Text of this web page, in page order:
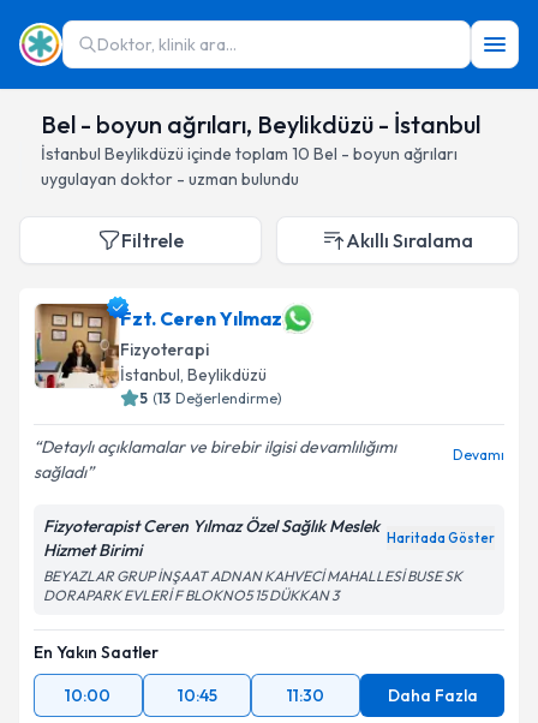
Doktor, klinik ara...
Bel - boyun ağrıları, Beylikdüzü - İstanbul
İstanbul Beylikdüzü içinde toplam 10 Bel - boyun ağrıları
uygulayan doktor - uzman bulundu
Filtrele Akıllı Sıralama
Fzt. Ceren Yılmaz
Fizyoterapi
İstanbul, Beylikdüzü
5 (13 Değerlendirme)
Detaylı açıklamalar ve birebir ilgisi devamlılığımı
sağladı
Devamı
Fizyoterapist Ceren Yılmaz Özel Sağlık Meslek
Hizmet Birimi
Haritada Göster
BEYAZLAR GRUP İNŞAAT ADNAN KAHVECİ MAHALLESİ BUSE SK
DORAPARK EVLERİ F BLOKNO5 15 DÜKKAN 3
En Yakın Saatler
10:00
10:45 11:30 Daha Fazla